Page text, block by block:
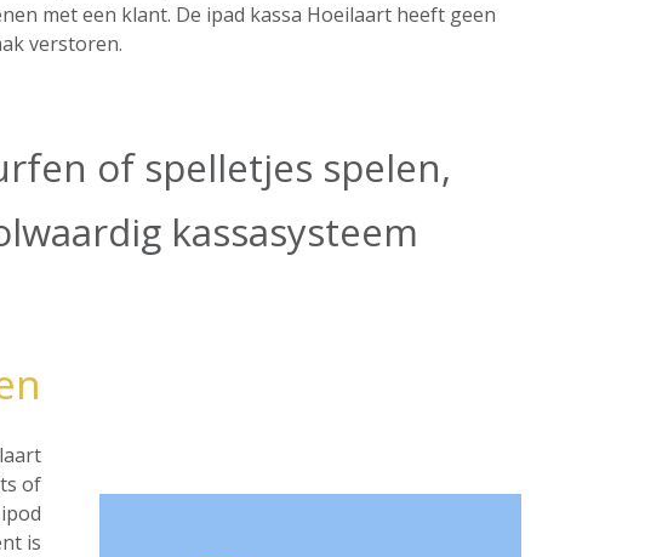
met een klant. De ipad kassa Hoeilaart heeft geen
verstoren.
of spelletjes spelen,
kassasysteem
of
is